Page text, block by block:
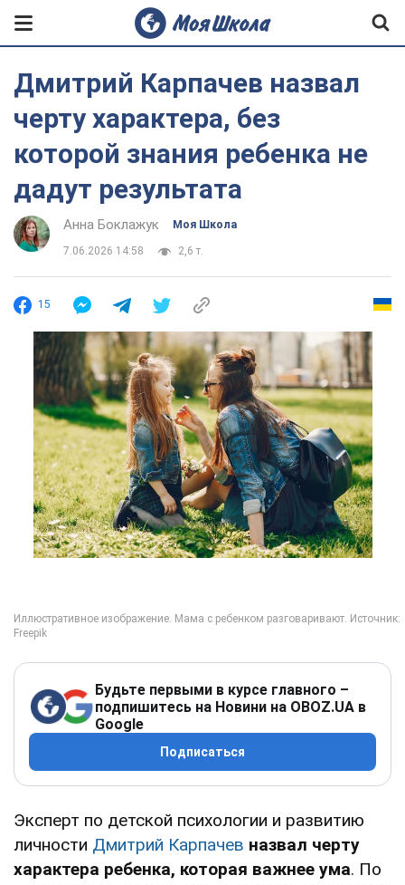
Дмитрий Карпачев назвал
черту характера, без
которой знания ребенка не
дадут результата
Анна Боклажук Моя Школа
7.06.2026 14:58 2,6 т.
15
Будьте первыми в курсе главного –
подпишитесь на Новини на OBOZ.UA в
Google
Подписаться
Эксперт по детской психологии и развитию
личности Дмитрий Карпачев назвал черту
характера ребенка, которая важнее ума. По